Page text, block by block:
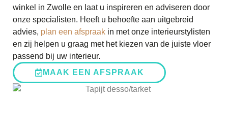
winkel in Zwolle en laat u inspireren en adviseren door
onze specialisten. Heeft u behoefte aan uitgebreid
advies, plan een afspraak in met onze interieurstylisten
en zij helpen u graag met het kiezen van de juiste vloer
passend bij uw interieur.
MAAK EEN AFSPRAAK